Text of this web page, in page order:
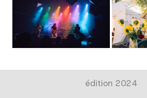
édition 2024